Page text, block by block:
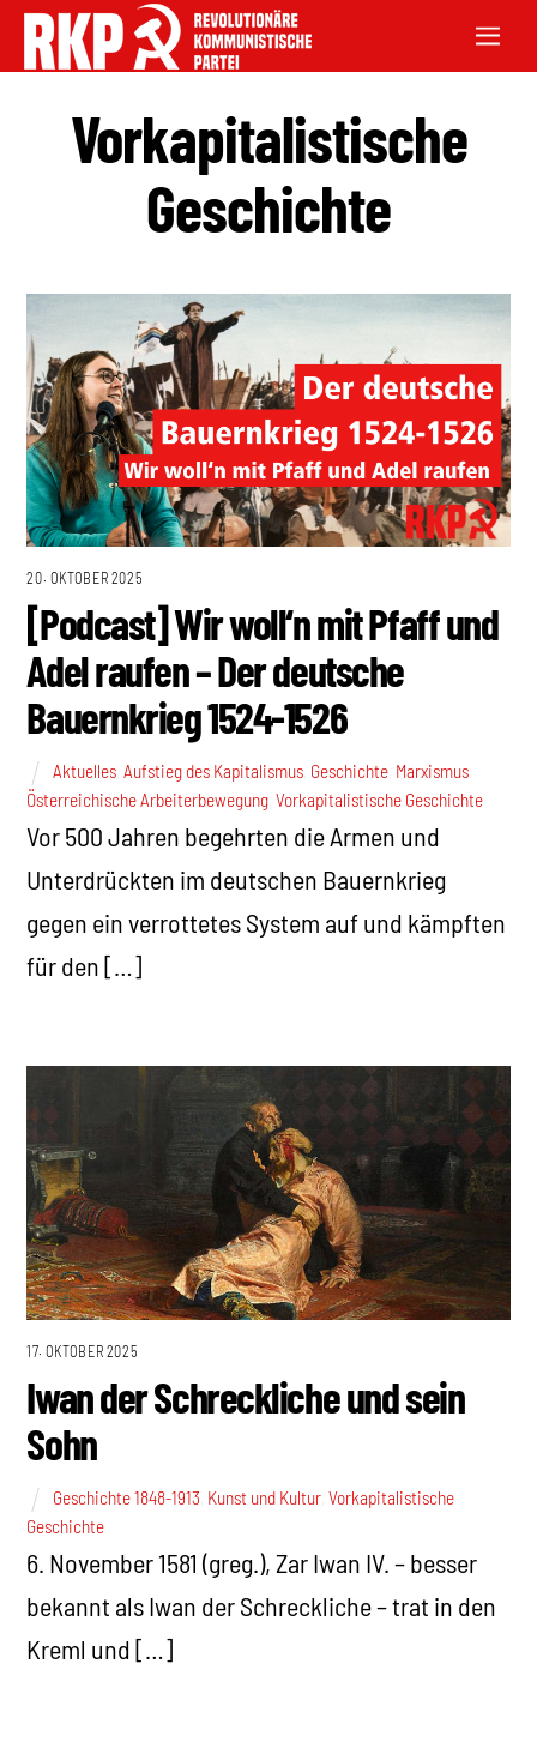
Vorkapitalistische
Geschichte
20. OKTOBER 2025
[Podcast] Wir woll‘n mit Pfaff und
Adel raufen – Der deutsche
Bauernkrieg 1524-1526
Aktuelles ,Aufstieg des Kapitalismus Geschichte Marxismus
Österreichische Arbeiterbewegung ,Vorkapitalistische Geschichte
Vor 500 Jahren begehrten die Armen und
Unterdrückten im deutschen Bauernkrieg
gegen ein verrottetes System auf und kämpften
für den […]
17. OKTOBER 2025
Iwan der Schreckliche und sein
Sohn
Geschichte 1848-1913 Kunst und Kultur ,Vorkapitalistische
Geschichte
6. November 1581 (greg.), Zar Iwan IV. – besser
bekannt als Iwan der Schreckliche – trat in den
Kreml und […]